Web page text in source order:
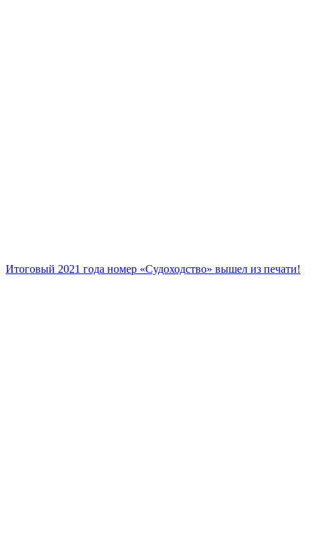
Итоговый 2021 года номер «Судоходство» вышел из печати!